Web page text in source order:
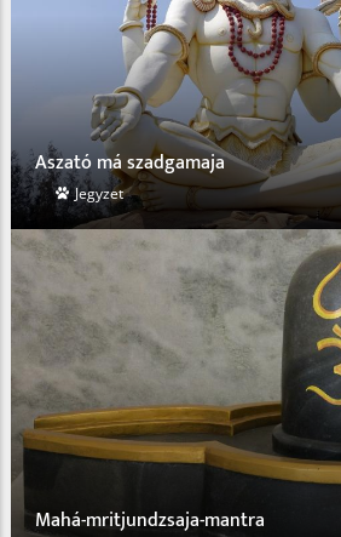
Az indiai tantra világképe
Jóga - India világa 3., 2008, 78-94. o.
Hamvas Béla és a jóga